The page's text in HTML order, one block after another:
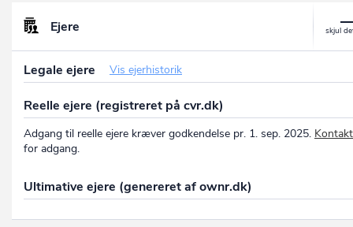
Ejere
Legale ejere Vis ejerhistorik
Reelle ejere (registreret på cvr.dk)
Adgang til reelle ejere kræver godkendelse pr. 1. sep. 2025.
for adgang.
Ultimative ejere (genereret af ownr.dk)